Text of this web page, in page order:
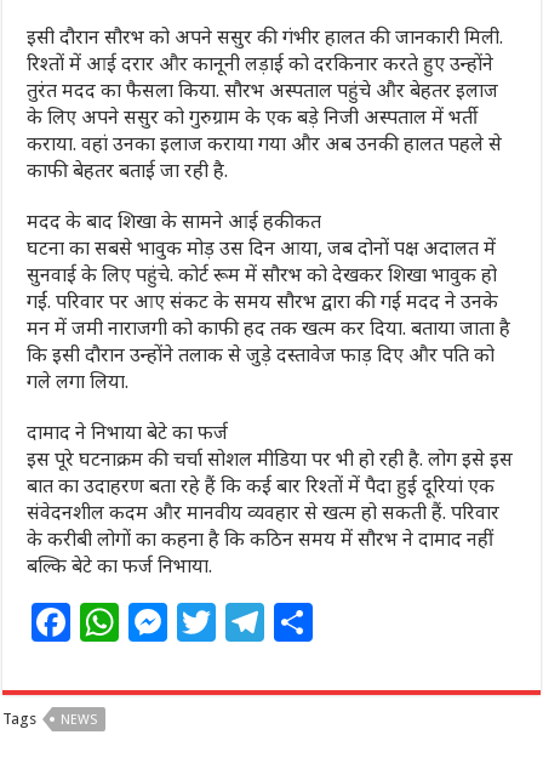
इसी दौरान सौरभ को अपने ससुर की गंभीर हालत की जानकारी मिली.
रिश्तों में आई दरार और कानूनी लड़ाई को दरकिनार करते हुए उन्होंने
तुरंत मदद का फैसला किया. सौरभ अस्पताल पहुंचे और बेहतर इलाज
के लिए अपने ससुर को गुरुग्राम के एक बड़े निजी अस्पताल में भर्ती
कराया. वहां उनका इलाज कराया गया और अब उनकी हालत पहले से
काफी बेहतर बताई जा रही है.
मदद के बाद श‍िखा के सामने आई हकीकत
घटना का सबसे भावुक मोड़ उस दिन आया, जब दोनों पक्ष अदालत में
सुनवाई के लिए पहुंचे. कोर्ट रूम में सौरभ को देखकर शिखा भावुक हो
गईं. परिवार पर आए संकट के समय सौरभ द्वारा की गई मदद ने उनके
मन में जमी नाराजगी को काफी हद तक खत्म कर दिया. बताया जाता है
कि इसी दौरान उन्होंने तलाक से जुड़े दस्तावेज फाड़ दिए और पति को
गले लगा लिया.
दामाद ने निभाया बेटे का फर्ज
इस पूरे घटनाक्रम की चर्चा सोशल मीडिया पर भी हो रही है. लोग इसे इस
बात का उदाहरण बता रहे हैं कि कई बार रिश्तों में पैदा हुई दूरियां एक
संवेदनशील कदम और मानवीय व्यवहार से खत्म हो सकती हैं. परिवार
के करीबी लोगों का कहना है कि कठिन समय में सौरभ ने दामाद नहीं
बल्कि बेटे का फर्ज निभाया.
F
c
e
W
at
M
ss
T
itt
T
e ar
Tags NEWS